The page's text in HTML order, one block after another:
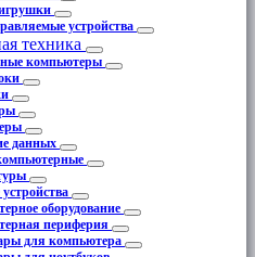
устройства
техника
компьютеры
данных
оборудование
периферия
для компьютера